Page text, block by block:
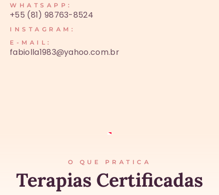
WHATSAPP:
+55 (81) 98763-8524
INSTAGRAM:
E-MAIL:
fabiolla1983@yahoo.com.br
O QUE PRATICA
Terapias Certificadas